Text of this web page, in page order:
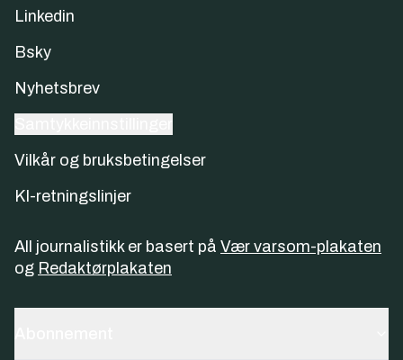
Linkedin
Bsky
Nyhetsbrev
Vilkår og bruksbetingelser
KI-retningslinjer
All journalistikk er basert på Vær varsom-plakaten
og Redaktørplakaten